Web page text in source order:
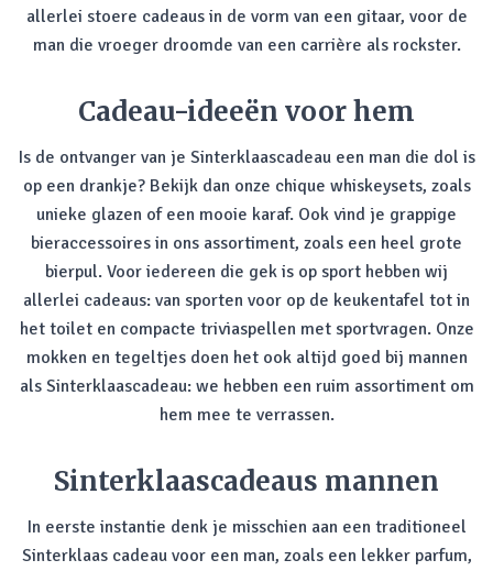
allerlei stoere cadeaus in de vorm van een gitaar, voor de
man die vroeger droomde van een carrière als rockster.
Cadeau-ideeën voor hem
Is de ontvanger van je Sinterklaascadeau een man die dol is
op een drankje? Bekijk dan onze chique whiskeysets, zoals
unieke glazen of een mooie karaf. Ook vind je grappige
bieraccessoires in ons assortiment, zoals een heel grote
bierpul. Voor iedereen die gek is op sport hebben wij
allerlei cadeaus: van sporten voor op de keukentafel tot in
het toilet en compacte triviaspellen met sportvragen. Onze
mokken en tegeltjes doen het ook altijd goed bij mannen
als Sinterklaascadeau: we hebben een ruim assortiment om
hem mee te verrassen.
Sinterklaascadeaus mannen
In eerste instantie denk je misschien aan een traditioneel
Sinterklaas cadeau voor een man, zoals een lekker parfum,